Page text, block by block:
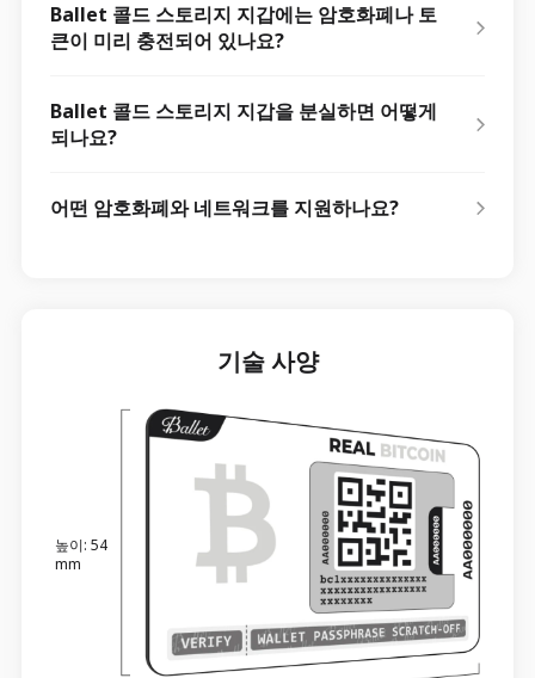
Ballet 콜드 스토리지 지갑에는 암호화폐나 토
큰이 미리 충전되어 있나요?
Ballet 콜드 스토리지 지갑을 분실하면 어떻게
되나요?
어떤 암호화폐와 네트워크를 지원하나요?
기술 사양
높이: 54
mm